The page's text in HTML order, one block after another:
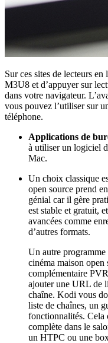
Sur ces sites de lecteurs
M3U8 et d’appuyer sur
dans votre navigateur.
vous pouvez l’utiliser sur
téléphone.
Applications de
à utiliser un logiciel
Mac.
Un choix classique
open source prend
génial car il gère
est stable et gratuit,
avancées comme
d’autres formats.
Un autre programme
cinéma maison
complémentaire
ajouter une URL de
chaîne. Kodi vous
liste de chaînes, un
fonctionnalités. Cela
complète dans le
un HTPC ou une